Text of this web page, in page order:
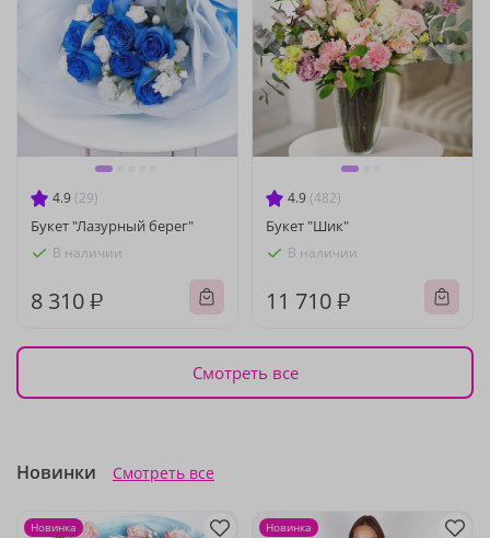
4.9 (29)
Букет "Лазурный берег"
В наличии
8 310 ₽
4.9 (482)
Букет "Шик"
В наличии
11 710 ₽
Смотреть все
Новинки Смотреть все
Новинка Новинка